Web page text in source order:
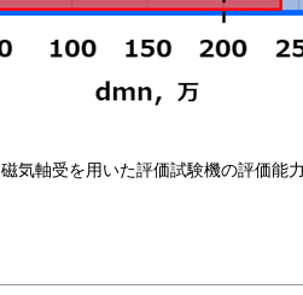
磁気軸受を用いた評価試験機の評価能